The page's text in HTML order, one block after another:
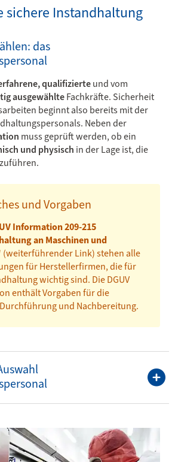
sichere Instandhaltung
das
qualifizierteund vom
ausgewählteFachkräfte. Sicherheit
beginnt also bereits mit der
Neben der
muss geprüft werden, ob ein
und physisch in der Lage ist, die
und Vorgaben
Information 209-215
an Maschinen und
(weiterführender Link) stehen alle
für Herstellerfirmen, die für
wichtig sind. Die DGUV
enthält Vorgaben für die
und Nachbereitung.